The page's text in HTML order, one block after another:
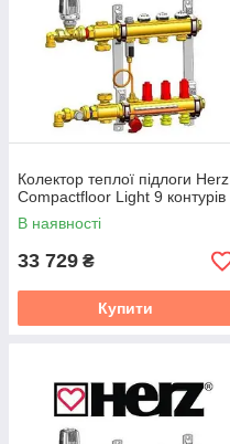
Колектор теплої підлоги Herz
Compactfloor Light 9 контурів
В наявності
33 729 ₴
Купити